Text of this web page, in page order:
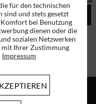
zur Kenntnis genommen.
für den technischen
und stets gesetzt
bei Benutzung
dienen oder die
sozialen Netzwerken
Ihrer Zustimmung
Impressum